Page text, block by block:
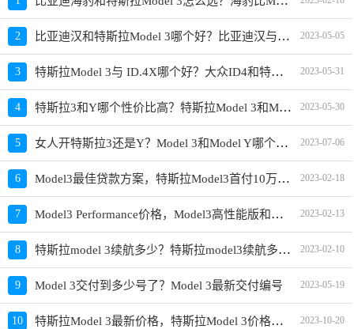
2 比亚迪汉和特斯拉Model 3哪个好？比亚迪汉与特斯拉真实差距 2023-05-05
3 特斯拉Model 3与 ID.4X哪个好？大众ID4和特斯拉Model3怎么选 2023-05-31
4 特斯拉3和Y哪个性价比高？特斯拉Model 3和Model Y怎么选 2023-05-30
5 女人开特斯拉3还是Y？Model 3和Model Y哪个更值得买 2023-07-06
6 Model3最佳贷款方案，特斯拉Model3首付10万月供多少 2023-02-18
7 Model3 Performance价格，Model3高性能版和普通版区别 2023-02-13
8 特斯拉model 3续航多少？特斯拉model3续航多少公里 2023-02-10
9 Model 3交付到多少号了？Model 3最新交付编号 2023-05-19
10 特斯拉Model 3最新价格，特斯拉Model 3价格及落地价 2023-10-20